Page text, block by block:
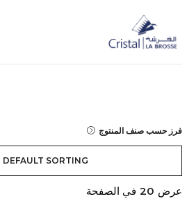
فرز حسب صنف المنتوج
DEFAULT SORTING
عرض 20 في الصفحة